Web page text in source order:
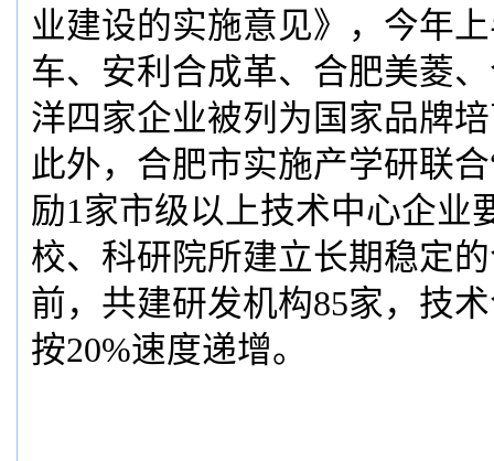
业建设的实施意见》，今年
车、安利合成革、合肥美菱
洋四家企业被列为国家品牌
此外，合肥市实施产学研联
励1家市级以上技术中心企业
校、科研院所建立长期稳定
前，共建研发机构85家，技
按20%速度递增。